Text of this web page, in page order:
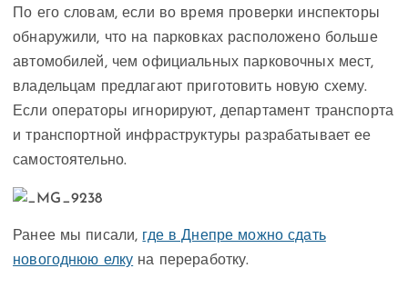
По его словам, если во время проверки инспекторы
обнаружили, что на парковках расположено больше
автомобилей, чем официальных парковочных мест,
владельцам предлагают приготовить новую схему.
Если операторы игнорируют, департамент транспорта
и транспортной инфраструктуры разрабатывает ее
самостоятельно.
Ранее мы писали, где в Днепре можно сдать
новогоднюю елку на переработку.